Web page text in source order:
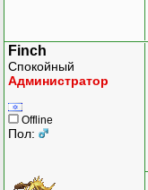
Finch
Спокойный
Администратор
Offline
Пол: